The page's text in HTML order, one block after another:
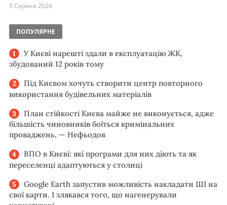
5 Серпня 2026
ПОПУЛЯРНЕ
У Києві нарешті здали в експлуатацію ЖК,
збудований 12 років тому
Під Києвом хочуть створити центр повторного
використання будівельних матеріалів
План стійкості Києва майже не виконується, адже
більшість чиновників боїться кримінальних
проваджень, — Нефьодов
ВПО в Києві: які програми для них діють та як
переселенці адаптуються у столиці
Google Earth запустив можливість накладати ШІ на
свої карти. І злякався того, що нагенерували